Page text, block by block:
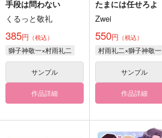
手段は問わない
くるっと敬礼
385円 （税込）
獅子神敬一×村雨礼二
サンプル
作品詳細
たまには任せろよ
Zwei
550円 （税込）
村雨礼二×獅子神敬一
サンプル
作品詳細